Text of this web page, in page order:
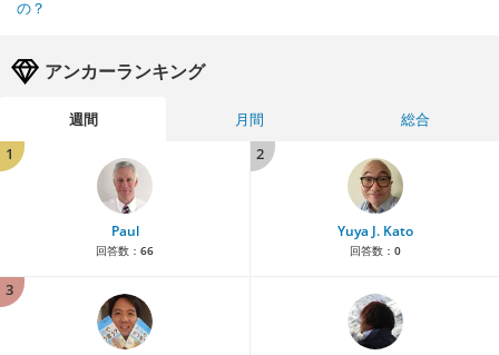
の？
アンカーランキング
週間 月間
総合
1
Paul
回答数： 66
2
Yuya J. Kato
回答数： 0
3